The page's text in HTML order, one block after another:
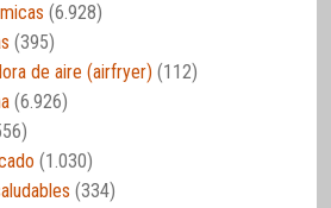
(6.928)
(395)
de aire (airfryer) (112)
(6.926)
(1.030)
(334)